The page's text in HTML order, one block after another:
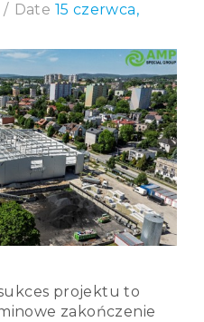
/ Date 15 czerwca,
projektu to
zakończenie